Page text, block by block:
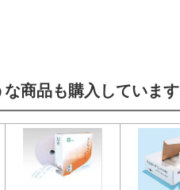
商品も購入しています